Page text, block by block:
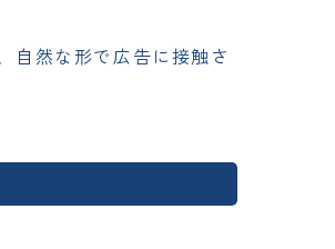
自然な形で広告に接触さ